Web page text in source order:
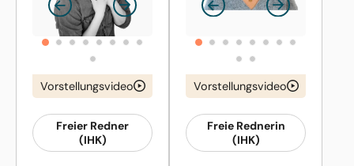
Vorstellungsvideo
Freier Redner
(IHK)
Vorstellungsvideo
Freie Rednerin
(IHK)